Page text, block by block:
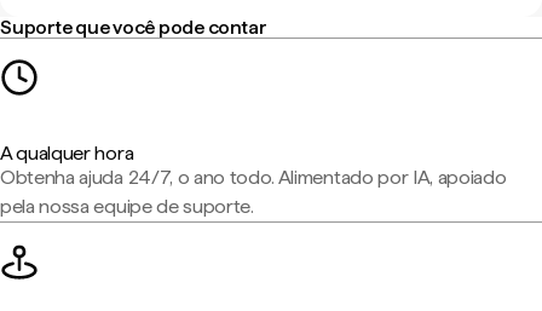
Suporte que você pode contar
A qualquer hora
Obtenha ajuda 24/7, o ano todo. Alimentado por IA, apoiado
pela nossa equipe de suporte.